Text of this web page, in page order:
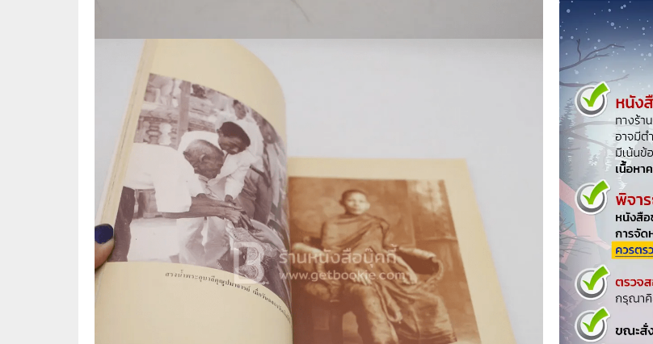
หนังสือทั่วไป พ็อกเก็ตบุ๊ค
🦄 วรรณกรรม นิยาย เรื่องสั้น
🐇 เรื่องสั้น
🛖 วรรณคดีไทย นิทานพื้นบ้าน
👩‍🦳 นิยายไทยรุ่นเก่า
🏵️ บทกวี บทกลอน
🏞️ นิยายภาพ
🔵 สนพ.Phoenix Next
🏳️‍🌈 สนพ.หมึกจีน
🟩 สนพ.บงกช
☀️ สนพ.วิบูลย์กิจ
🟦 สนพ.เนชั่น
เกษตรและธรรมช
แม่และเด็ก
ภาษาศาสตร์
ไอทีและเทคโนโ
นิตยสารเก่าราค
นางงามและการป